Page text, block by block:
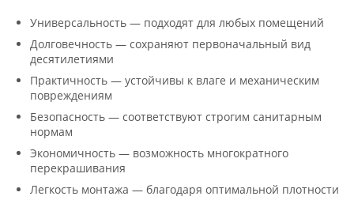
Универсальность — подходят для любых помещений
Долговечность — сохраняют первоначальный вид
десятилетиями
Практичность — устойчивы к влаге и механическим
повреждениям
Безопасность — соответствуют строгим санитарным
нормам
Экономичность — возможность многократного
перекрашивания
Легкость монтажа — благодаря оптимальной плотности